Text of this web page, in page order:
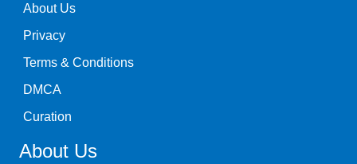
About Us
Privacy
Terms & Conditions
DMCA
Curation
About Us